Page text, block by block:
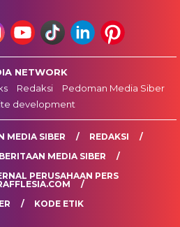
NETWORK
Redaksi
Pedoman Media Siber
development
MEDIA SIBER
REDAKSI
MEDIA SIBER
PERUSAHAAN PERS
KODE ETIK